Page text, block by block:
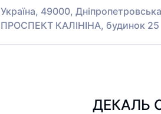
Україна, 49000,
ПРОСПЕКТ КАЛІНІНА, будинок 25
ДЕКАЛЬ